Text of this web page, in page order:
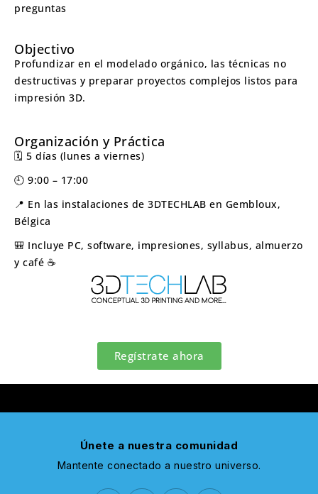
preguntas
Objectivo
Profundizar en el modelado orgánico, las técnicas no
destructivas y preparar proyectos complejos listos para
impresión 3D.
Organización y Práctica
🗓️ 5 días (lunes a viernes)
🕘 9:00 – 17:00
📍 En las instalaciones de 3DTECHLAB en Gembloux,
Bélgica
🎒 Incluye PC, software, impresiones, syllabus, almuerzo
y café ☕
Regístrate ahora
Únete a nuestra comunidad
Mantente conectado a nuestro universo.